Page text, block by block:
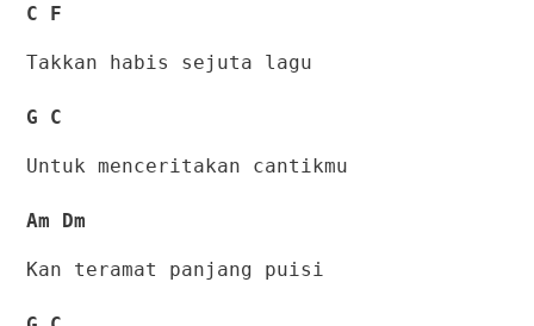
C F
Takkan habis sejuta lagu
G C
Untuk menceritakan cantikmu
Am Dm
Kan teramat panjang puisi